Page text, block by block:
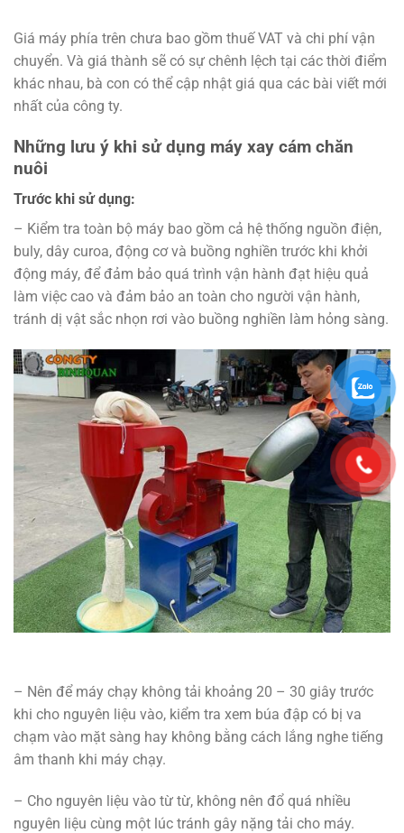
Giá máy phía trên chưa bao gồm thuế VAT và chi phí vận
chuyển. Và giá thành sẽ có sự chênh lệch tại các thời điểm
khác nhau, bà con có thể cập nhật giá qua các bài viết mới
nhất của công ty.
Những lưu ý khi sử dụng máy xay cám chăn
nuôi
Trước khi sử dụng:
– Kiểm tra toàn bộ máy bao gồm cả hệ thống nguồn điện,
buly, dây curoa, động cơ và buồng nghiền trước khi khởi
động máy, để đảm bảo quá trình vận hành đạt hiệu quả
làm việc cao và đảm bảo an toàn cho người vận hành,
tránh dị vật sắc nhọn rơi vào buồng nghiền làm hỏng sàng.
– Nên để máy chạy không tải khoảng 20 – 30 giây trước
khi cho nguyên liệu vào, kiểm tra xem búa đập có bị va
chạm vào mặt sàng hay không bằng cách lắng nghe tiếng
âm thanh khi máy chạy.
– Cho nguyên liệu vào từ từ, không nên đổ quá nhiều
nguyên liệu cùng một lúc tránh gây nặng tải cho máy.